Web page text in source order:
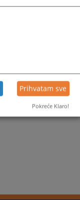
Prihvatam sve
Pokreće Klaro!